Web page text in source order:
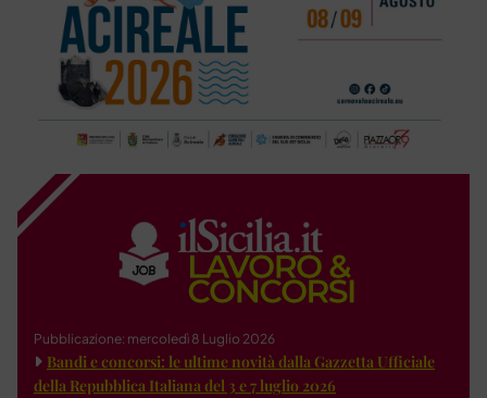
Pubblicazione: mercoledì 8 Luglio 2026
Bandi e concorsi: le ultime novità dalla Gazzetta Ufficiale
della Repubblica Italiana del 3 e 7 luglio 2026